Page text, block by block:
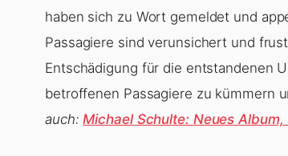
haben sich zu Wort gemeldet und
Passagiere sind verunsichert und
Entschädigung für die entstandenen
betroffenen Passagiere zu kümmern
auch:Michael Schulte: Neues